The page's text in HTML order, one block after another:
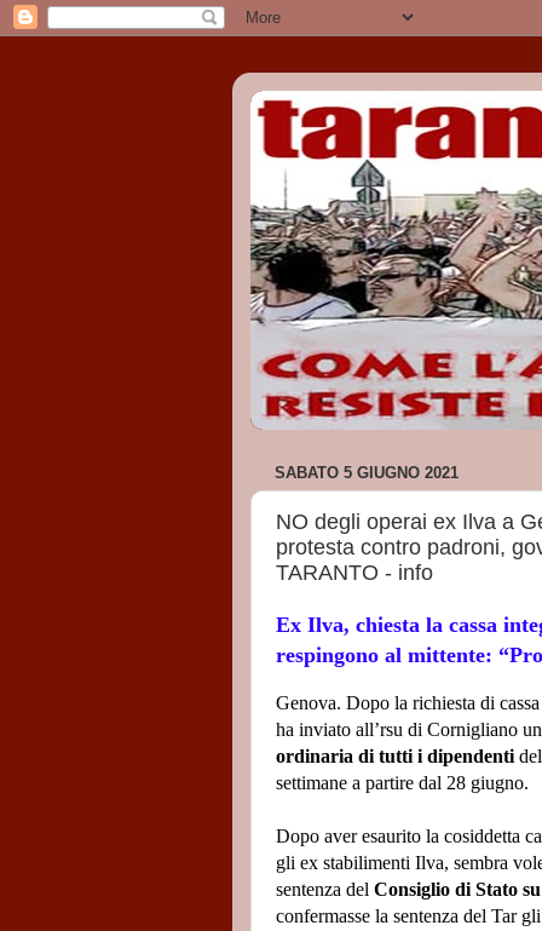
SABATO 5 GIUGNO 2021
NO degli operai ex Ilva a
protesta contro padroni,
TARANTO - info
Ex Ilva, chiesta la cassa
respingono al mittente:
Genova. Dopo la richiesta di
ha inviato all’rsu di Cornigliano
ordinaria di tutti i dipendenti
settimane a partire dal 28 giugno.
Dopo aver esaurito la cosiddetta
gli ex stabilimenti Ilva, sembra
sentenza del Consiglio di Stato
confermasse la sentenza del Tar